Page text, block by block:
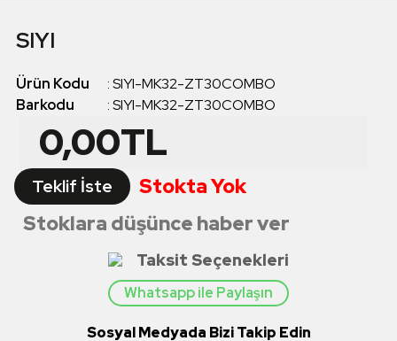
SIYI
Ürün Kodu :SIYI-MK32-ZT30COMBO
Barkodu
:SIYI-MK32-ZT30COMBO
0,00TL
Teklif İste
Stokta Yok
Stoklara düşünce haber ver
Taksit Seçenekleri
Whatsapp ile Paylaşın
Sosyal Medyada Bizi Takip Edin